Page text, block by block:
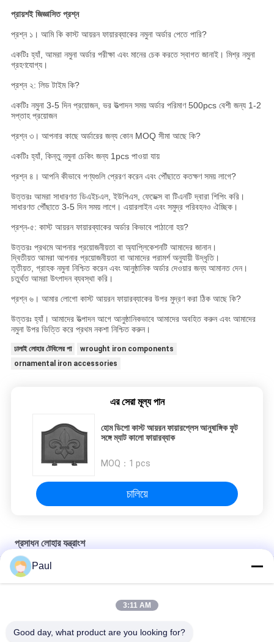
প্রায়শই জিজ্ঞাসিত প্রশ্ন
প্রশ্ন ১। আমি কি কাস্ট আয়রন ফায়ারব্যাকের নমুনা অর্ডার পেতে পারি?
একটিঃ হ্যাঁ, আমরা নমুনা অর্ডার পরীক্ষা এবং মানের চেক করতে স্বাগত জানাই। মিশ্র নমুনা
গ্রহণযোগ্য।
প্রশ্ন ২: লিড টাইম কি?
একটিঃ নমুনা 3-5 দিন প্রয়োজন, ভর উত্পাদন সময় অর্ডার পরিমাণ 500pcs বেশী জন্য 1-2
সপ্তাহ প্রয়োজন
প্রশ্ন ৩। আপনার কাছে অর্ডারের জন্য কোন MOQ সীমা আছে কি?
একটিঃ হ্যাঁ, কিন্তু নমুনা চেকিং জন্য 1pcs পাওয়া যায়
প্রশ্ন ৪। আপনি কীভাবে পণ্যগুলি প্রেরণ করেন এবং পৌঁছাতে কতক্ষণ সময় লাগে?
উত্তরঃ আমরা সাধারণত ডিএইচএল, ইউপিএস, ফেডেক্স বা টিএনটি দ্বারা শিপিং করি।
সাধারণত পৌঁছাতে 3-5 দিন সময় লাগে। এয়ারলাইন এবং সমুদ্র পরিবহনও ঐচ্ছিক।
প্রশ্ন-৫: কাস্ট আয়রন ফায়ারব্যাকের অর্ডার কিভাবে পাঠানো হয়?
উত্তরঃ প্রথমে আপনার প্রয়োজনীয়তা বা অ্যাপ্লিকেশনটি আমাদের জানান।
দ্বিতীয়ত আমরা আপনার প্রয়োজনীয়তা বা আমাদের পরামর্শ অনুযায়ী উদ্ধৃতি।
তৃতীয়ত, গ্রাহক নমুনা নিশ্চিত করেন এবং আনুষ্ঠানিক অর্ডার দেওয়ার জন্য আমানত দেন।
চতুর্থত আমরা উৎপাদন ব্যবস্থা করি।
প্রশ্ন ৬। আমার লোগো কাস্ট আয়রন ফায়ারব্যাকের উপর মুদ্রণ করা ঠিক আছে কি?
উত্তরঃ হ্যাঁ। আমাদের উত্পাদন আগে আনুষ্ঠানিকভাবে আমাদের অবহিত করুন এবং আমাদের
নমুনা উপর ভিত্তি করে প্রথম নকশা নিশ্চিত করুন।
ঢালাই লোহার টেবিলের পা
wrought iron components
ornamental iron accessories
এর সেরা মূল্য পান
হোম ডিপো কাস্ট আয়রন ফায়ারপ্লেস আনুষাঙ্গিক ফুট
সঙ্গে ম্যাট কালো ফায়ারব্যাক
MOQ： 1 pcs
চালিয়ে
প্রসাধন লোহার যন্ত্রাংশ
ঢালাই লোহা প্রাচীন অলঙ্কার লোহা যন্ত্রাংশ বাগান ফুল পাত্র 182 কেজি ওজন
Paul
3:11 AM
Good day, what product are you looking for?